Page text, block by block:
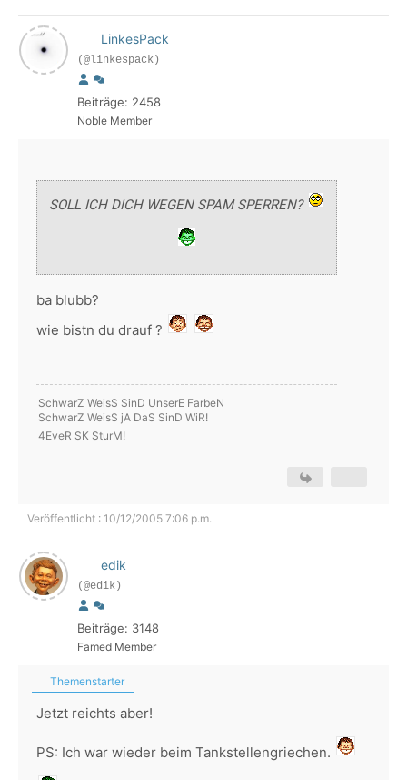
LinkesPack
(@linkespack)
Beiträge: 2458
Noble Member
SOLL ICH DICH WEGEN SPAM SPERREN?
ba blubb?
wie bistn du drauf ?
SchwarZ WeisS SinD UnserE FarbeN
SchwarZ WeisS jA DaS SinD WiR!
4EveR SK SturM!
Veröffentlicht : 10/12/2005 7:06 p.m.
edik
(@edik)
Beiträge: 3148
Famed Member
Themenstarter
Jetzt reichts aber!
PS: Ich war wieder beim Tankstellengriechen.